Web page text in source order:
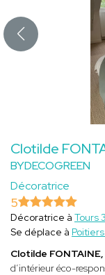
Clotilde
BYDECOGREEN
Décoratrice
5
Décoratrice à Tours
Se déplace à
Clotilde FONTAINE,
d’intérieur éco-